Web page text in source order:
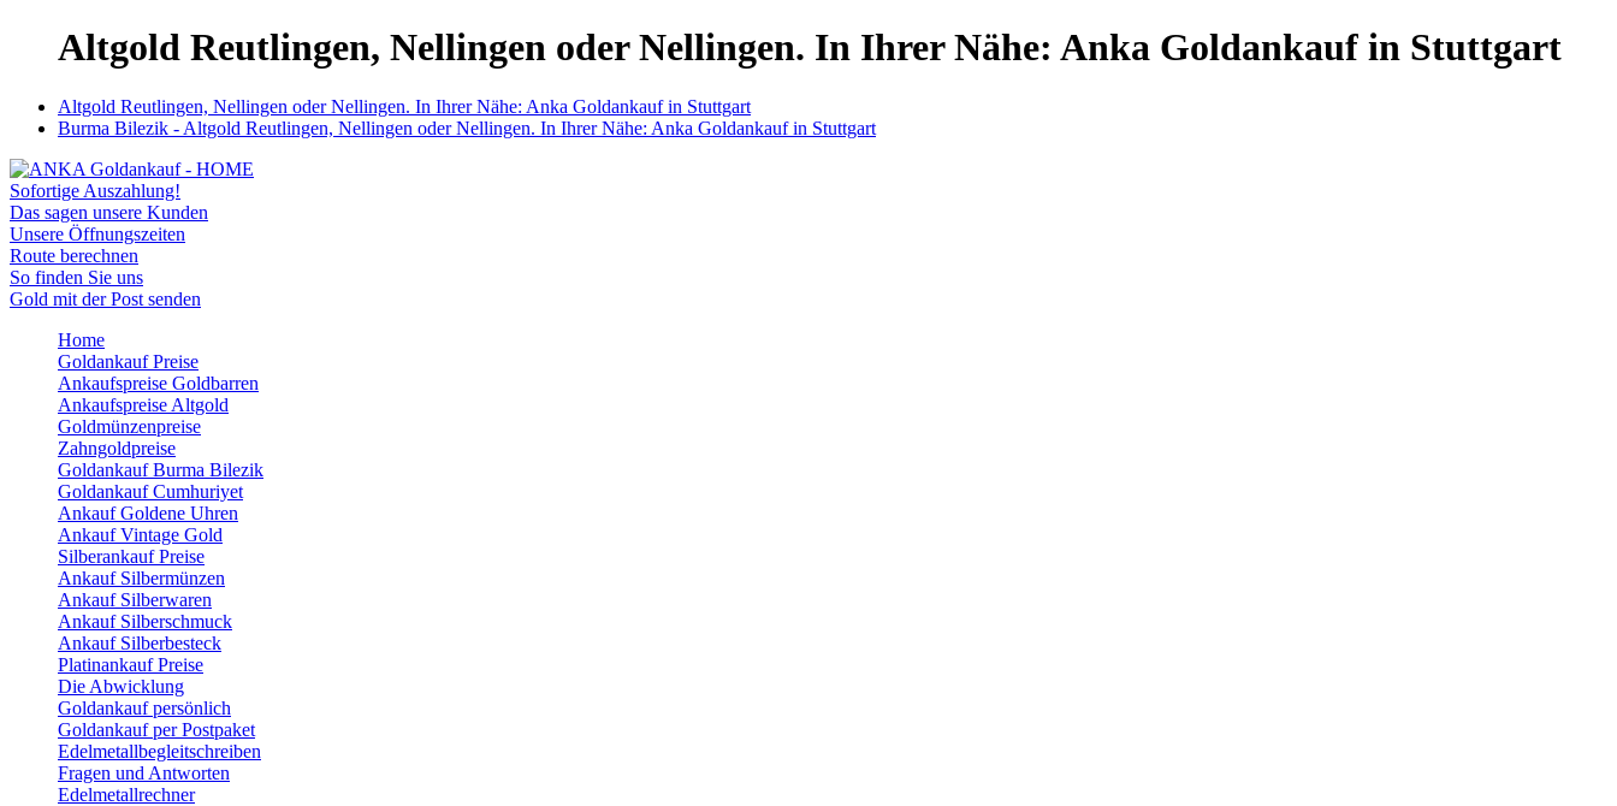
Altgold Reutlingen, Nellingen oder Nellingen. In Ihrer Nähe: Anka Goldankauf in Stuttgart
Altgold Reutlingen, Nellingen oder Nellingen. In Ihrer Nähe: Anka Goldankauf in Stuttgart
Burma Bilezik - Altgold Reutlingen, Nellingen oder Nellingen. In Ihrer Nähe: Anka Goldankauf in Stuttgart
Sofortige Auszahlung!
Das sagen unsere Kunden
Unsere Öffnungszeiten
Route berechnen
So finden Sie uns
Gold mit der Post senden
Home
Goldankauf Preise
Ankaufspreise Goldbarren
Ankaufspreise Altgold
Goldmünzenpreise
Zahngoldpreise
Goldankauf Burma Bilezik
Goldankauf Cumhuriyet
Ankauf Goldene Uhren
Ankauf Vintage Gold
Silberankauf Preise
Ankauf Silbermünzen
Ankauf Silberwaren
Ankauf Silberschmuck
Ankauf Silberbesteck
Platinankauf Preise
Die Abwicklung
Goldankauf persönlich
Goldankauf per Postpaket
Edelmetallbegleitschreiben
Fragen und Antworten
Edelmetallrechner